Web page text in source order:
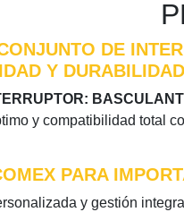
DE
Y
y compatibilidad total
PARA
y gestión